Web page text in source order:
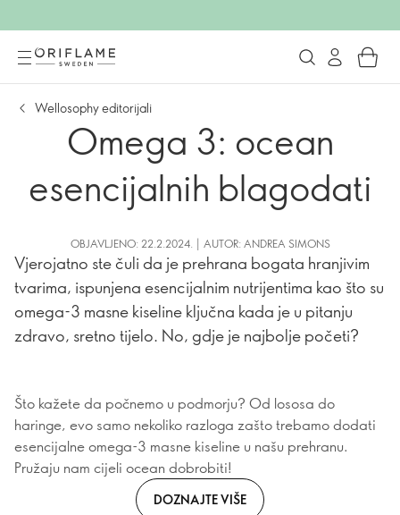
Wellosophy editorijali
Omega 3: ocean
esencijalnih blagodati
OBJAVLJENO: 22.2.2024. | AUTOR: ANDREA SIMONS
Vjerojatno ste čuli da je prehrana bogata hranjivim
tvarima, ispunjena esencijalnim nutrijentima kao što su
omega-3 masne kiseline ključna kada je u pitanju
zdravo, sretno tijelo. No, gdje je najbolje početi?
Što kažete da počnemo u podmorju? Od lososa do
haringe, evo samo nekoliko razloga zašto trebamo dodati
esencijalne omega-3 masne kiseline u našu prehranu.
Pružaju nam cijeli ocean dobrobiti!
DOZNAJTE VIŠE